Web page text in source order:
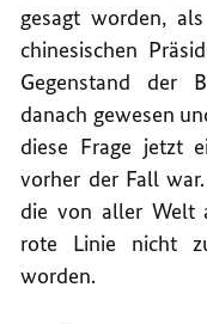
gesagt worden,
chinesischen
Gegenstand der
danach gewesen
diese Frage jetzt
vorher der Fall
die von aller Welt
rote Linie nicht
worden.